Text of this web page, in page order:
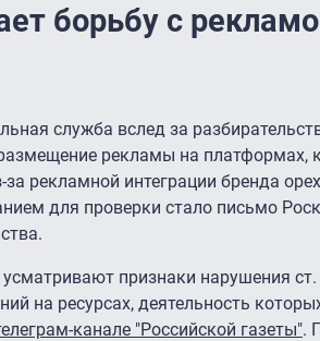
борьбу с
служба вслед за
рекламы на платформах,
за рекламной интеграции бренда
для проверки стало письмо
признаки нарушения
на ресурсах, деятельность
канале "Российской газеты".